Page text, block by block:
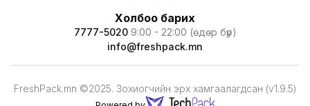
Холбоо барих
7777-5020 9:00 - 22:00 (өдөр бүр)
info@freshpack.mn
FreshPack.mn ©2025. Зохиогчийн эрх хамгаалагдсан (v1.9.5)